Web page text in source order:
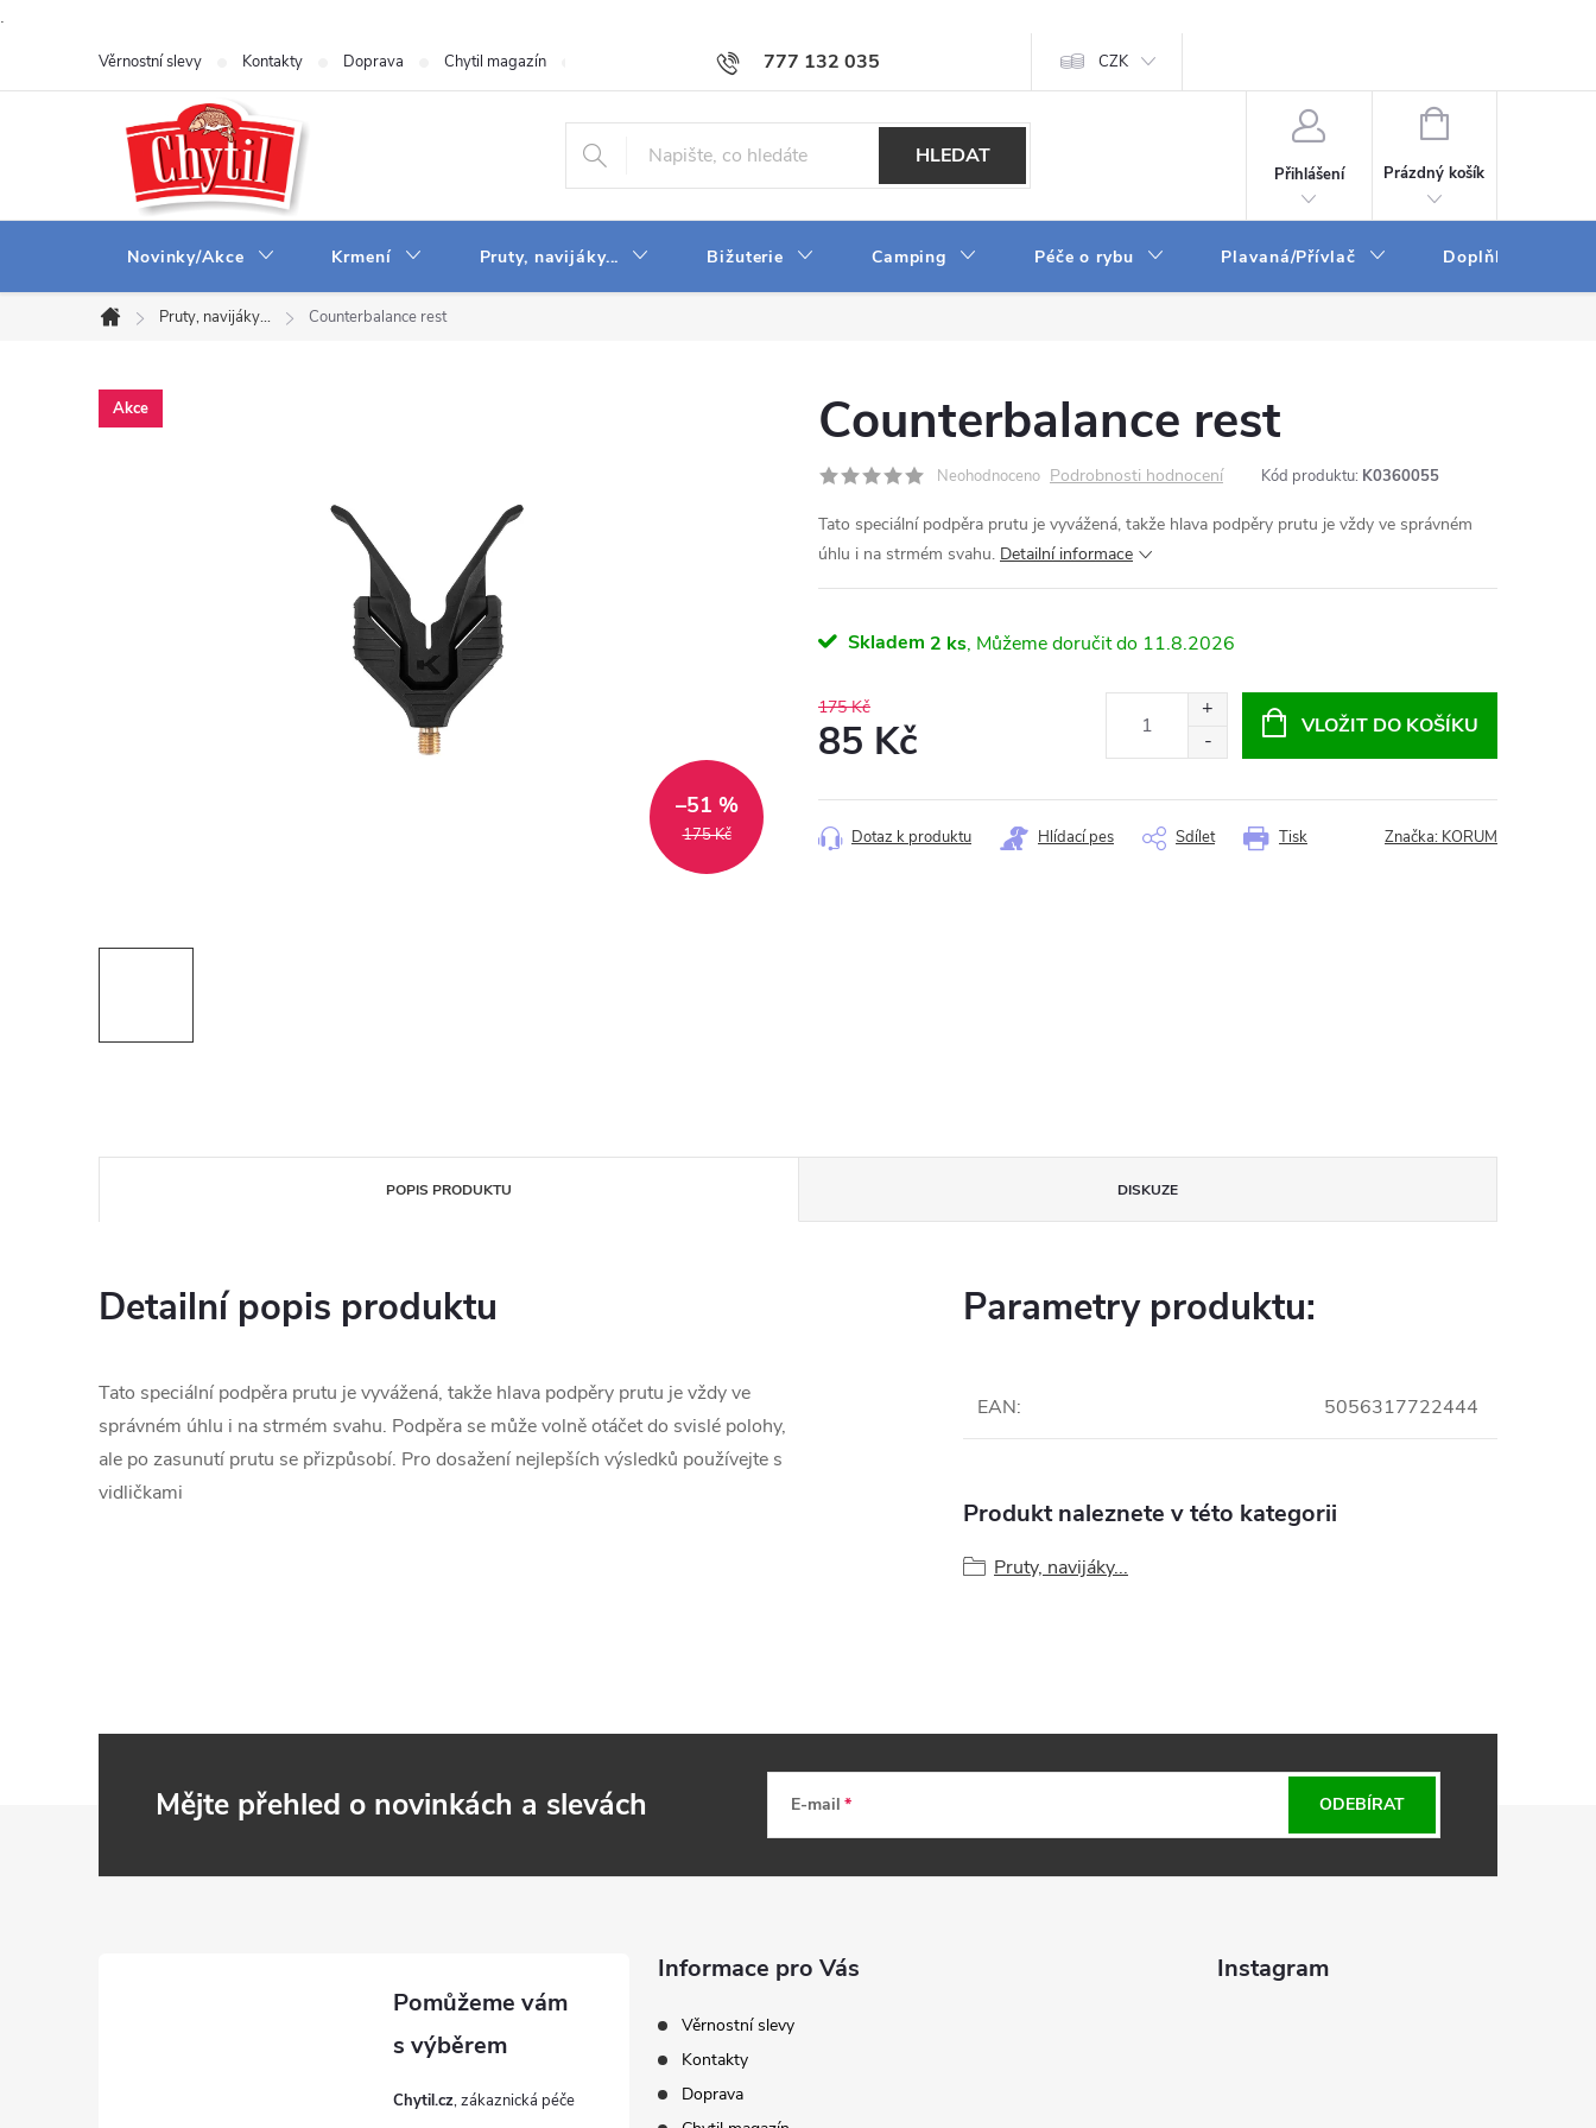
.
777 132 035
Věrnostní slevy Kontakty Doprava Chytil magazín Obchodní podmínky Velkoobchod Napište nám Zpracování osobních údajů
CZK
HLEDAT
Přihlášení
NÁKUPNÍ
Prázdný košík
Novinky/Akce Krmení Pruty, navijáky... Bižuterie Camping Péče o rybu Plavaná/Přívlač Doplňky a
Domů
Pruty, navijáky... Counterbalance rest
Akce
175 Kč
–51 %
Counterbalance rest
Neohodnoceno Podrobnosti hodnocení Kód produktu: K0360055
Tato speciální podpěra prutu je vyvážená, takže hlava podpěry prutu je vždy ve správném
úhlu i na strmém svahu. Detailní informace
Skladem 2 ks 11.8.2026
175 Kč
85 Kč
cena:
VLOŽIT DO KOŠÍKU
Tisk
Dotaz k produktu Hlídací pes Sdílet Značka: KORUM
POPIS PRODUKTU DISKUZE
Detailní popis produktu
Tato speciální podpěra prutu je vyvážená, takže hlava podpěry prutu je vždy ve
správném úhlu i na strmém svahu. Podpěra se může volně otáčet do svislé polohy,
ale po zasunutí prutu se přizpůsobí. Pro dosažení nejlepších výsledků používejte s
vidličkami
Parametry produktu:
EAN: 5056317722444
Produkt naleznete v této kategorii
Pruty, navijáky...
Mějte přehled o novinkách a slevách E-mail ODEBÍRAT
Chytil.cz
Informace pro Vás
Věrnostní slevy
Kontakty
Doprava
Instagram